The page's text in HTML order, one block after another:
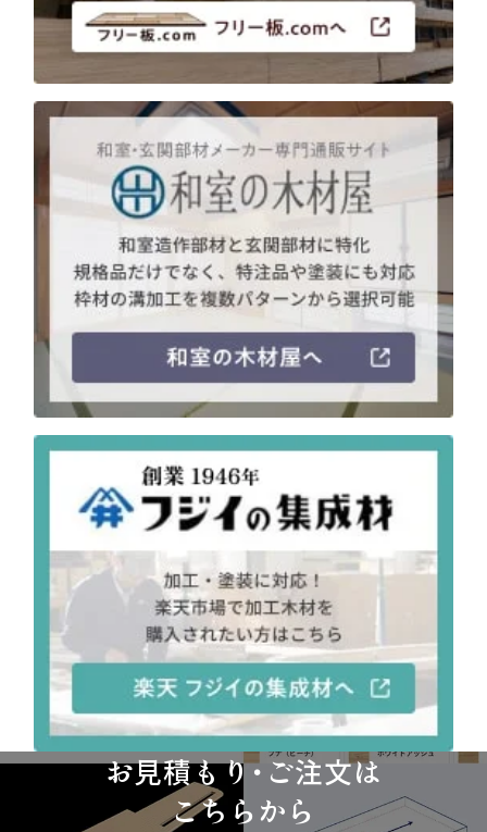
お見積もり・ご注文は
こちらから